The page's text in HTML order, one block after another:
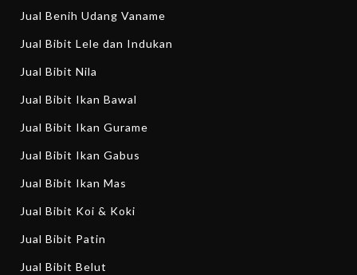
Jual Benih Udang Vaname
Jual Bibit Lele dan Indukan
Jual Bibit Nila
Jual Bibit Ikan Bawal
Jual Bibit Ikan Gurame
Jual Bibit Ikan Gabus
Jual Bibit Ikan Mas
Jual Bibit Koi & Koki
Jual Bibit Patin
Jual Bibit Belut